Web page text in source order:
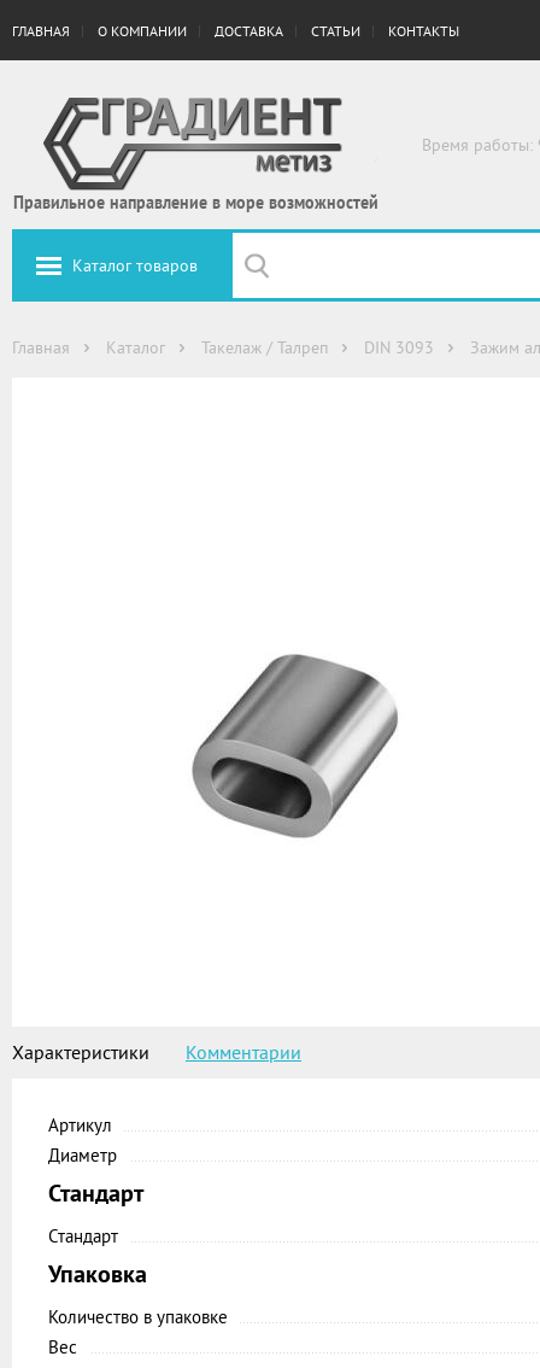
ГЛАВНАЯ О КОМПАНИИ ДОСТАВКА СТАТЬИ КОНТАКТЫ
Правильное направление в море возможностей
Время работы:
Каталог товаров
Главная Каталог Такелаж / Талреп DIN 3093 Зажим
Характеристики Комментарии
Артикул
Диаметр
Стандарт
Стандарт
Упаковка
Количество в упаковке
Вес